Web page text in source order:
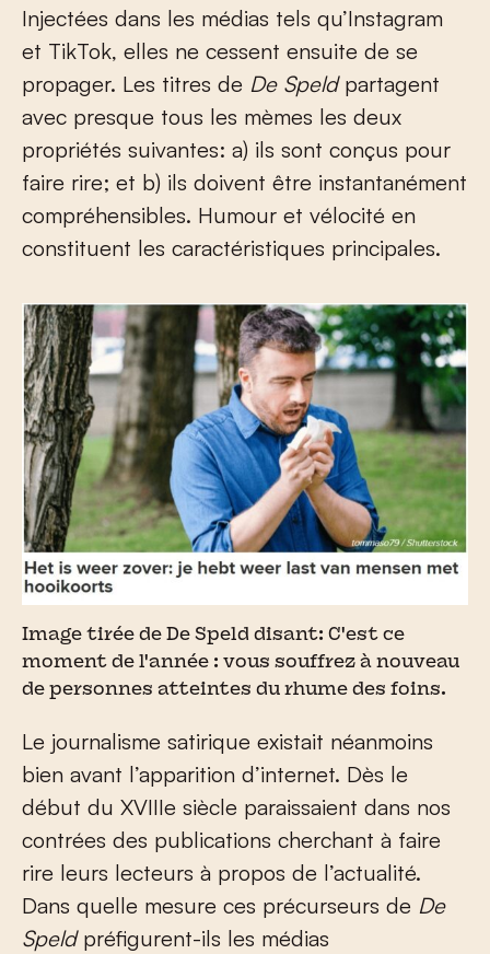
Injectées dans les médias tels qu’Instagram
et TikTok, elles ne cessent ensuite de se
propager. Les titres de De Speldpartagent
avec presque tous les mèmes les deux
propriétés suivantes: a) ils sont conçus pour
faire rire; et b) ils doivent être instantanément
compréhensibles. Humour et vélocité en
constituent les caractéristiques principales.
Image tirée de De Speld disant: C'est ce
moment de l'année : vous souffrez à nouveau
de personnes atteintes du rhume des foins.
Le journalisme satirique existait néanmoins
bien avant l’apparition d’internet. Dès le
début du XVIIIe siècle paraissaient dans nos
contrées des publications cherchant à faire
rire leurs lecteurs à propos de l’actualité.
Dans quelle mesure ces précurseurs de De
Speldpréfigurent-ils les médias